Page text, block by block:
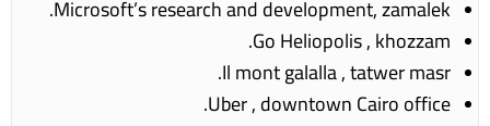
Microsoft’s research and development, zamalek.
Go Heliopolis , khozzam.
Il mont galalla , tatwer masr.
Uber , downtown Cairo office.